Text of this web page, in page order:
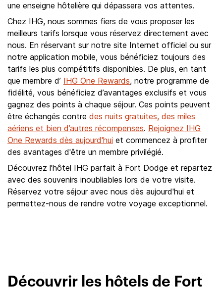
une enseigne hôtelière qui dépassera vos attentes.
Chez IHG, nous sommes fiers de vous proposer les
meilleurs tarifs lorsque vous réservez directement avec
nous. En réservant sur notre site Internet officiel ou sur
notre application mobile, vous bénéficiez toujours des
tarifs les plus compétitifs disponibles. De plus, en tant
que membre d’ IHG One Rewards, notre programme de
fidélité, vous bénéficiez d’avantages exclusifs et vous
gagnez des points à chaque séjour. Ces points peuvent
être échangés contre des nuits gratuites, des miles
aériens et bien d’autres récompenses. Rejoignez IHG
One Rewards dès aujourd'hui et commencez à profiter
des avantages d'être un membre privilégié.
Découvrez l'hôtel IHG parfait à Fort Dodge et repartez
avec des souvenirs inoubliables lors de votre visite.
Réservez votre séjour avec nous dès aujourd'hui et
permettez-nous de rendre votre voyage exceptionnel.
Découvrir les hôtels de Fort